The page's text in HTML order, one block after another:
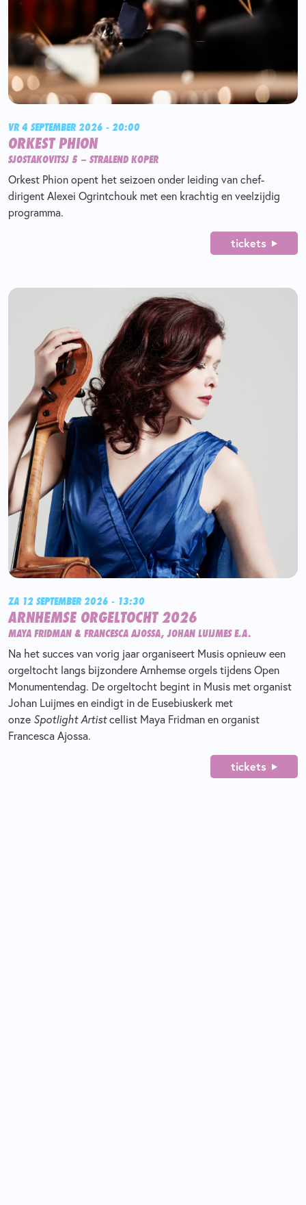
VR 4 SEPTEMBER 2026 - 20:00
ORKEST PHION
SJOSTAKOVITSJ 5 – STRALEND KOPER
Orkest Phion opent het seizoen onder leiding van chef-
dirigent Alexei Ogrintchouk met een krachtig en veelzijdig
programma.
tickets
ZA 12 SEPTEMBER 2026 - 13:30
ARNHEMSE ORGELTOCHT 2026
MAYA FRIDMAN & FRANCESCA AJOSSA, JOHAN LUIJMES E.A.
Na het succes van vorig jaar organiseert Musis opnieuw een
orgeltocht langs bijzondere Arnhemse orgels tijdens Open
Monumentendag. De orgeltocht begint in Musis met organist
Johan Luijmes en eindigt in de Eusebiuskerk met
onze Spotlight Artistcellist Maya Fridman en organist
Francesca Ajossa.
tickets